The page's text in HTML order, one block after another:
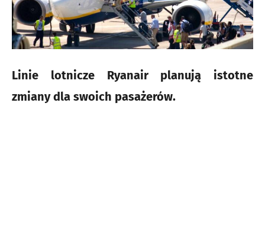
Linie lotnicze Ryanair planują istotne
zmiany dla swoich pasażerów.